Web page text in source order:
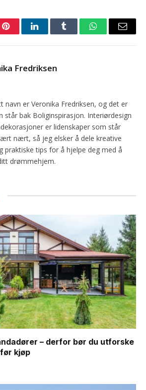
PinterestLinkedInTumblr WhatsAppEmail
Fredriksen
navn er Veronika Fredriksen, og det er
står bak Boliginspirasjon. Interiørdesign
er lidenskaper som står
nært, så jeg elsker å dele kreative
praktiske tips for å hjelpe deg med å
drømmehjem.
– derfor bør du utforske
kjøp